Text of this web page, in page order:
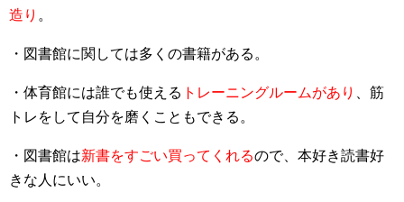
造り 。
・図書館に関しては多くの書籍がある。
・体育館には誰でも使える トレーニングルームがあり
、筋
トレをして自分を磨くこともできる。
・図書館は新書をすごい買ってくれるので、本好き読書好
きな人にいい。